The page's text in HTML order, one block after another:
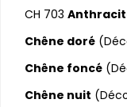
CH 703
Chêne doré
Chêne foncé
Chêne nuit